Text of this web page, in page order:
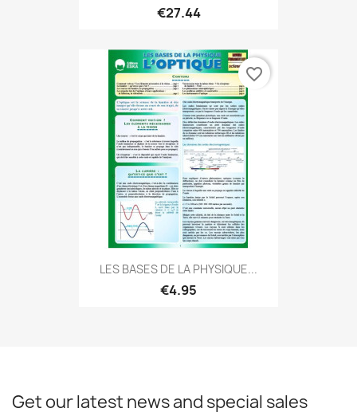
€27.44
LES BASES DE LA PHYSIQUE...
€4.95
favorite_border
Get our latest news and special sales